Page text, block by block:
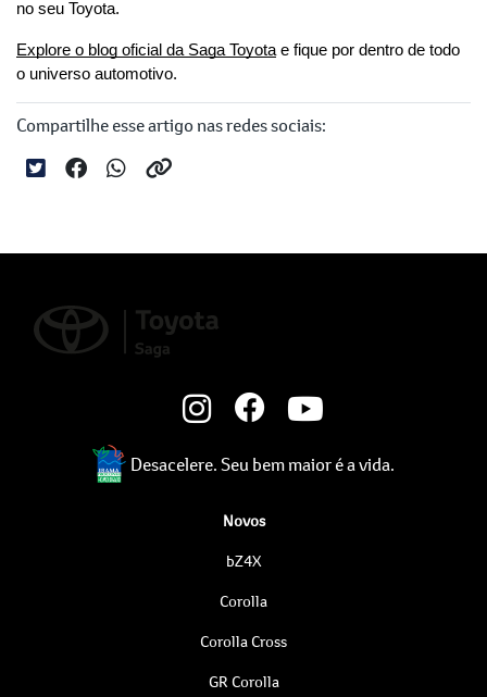
no seu Toyota.
Explore o blog oficial da Saga Toyota e fique por dentro de todo
o universo automotivo.
Compartilhe esse artigo nas redes sociais:
Desacelere. Seu bem maior é a vida.
Novos
bZ4X
Corolla
Corolla Cross
GR Corolla